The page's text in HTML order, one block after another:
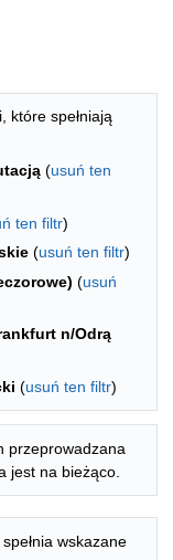
które spełniają
(usuń ten
ten filtr)
(usuń ten filtr)
(usuń
n/Odrą
(usuń ten filtr)
przeprowadzana
jest na bieżąco.
wskazane